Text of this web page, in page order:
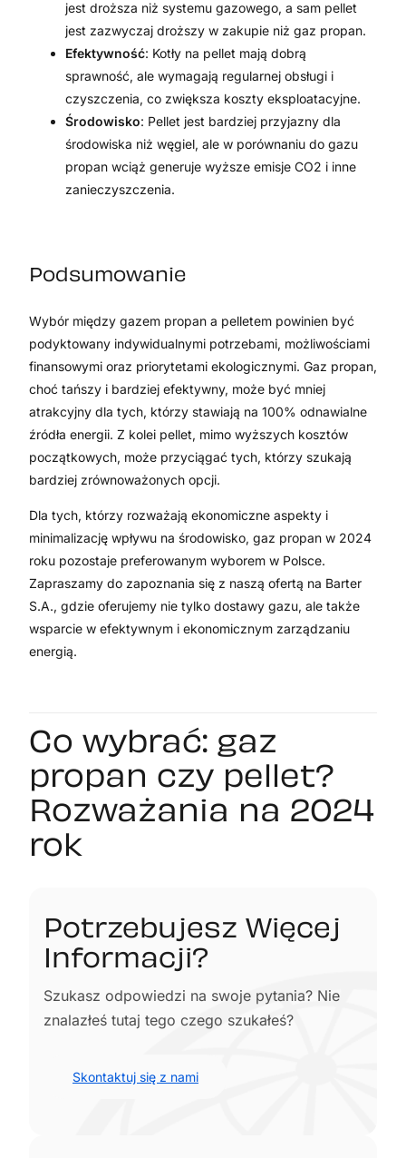
jest droższa niż systemu gazowego, a sam pellet
jest zazwyczaj droższy w zakupie niż gaz propan.
Efektywność: Kotły na pellet mają dobrą
sprawność, ale wymagają regularnej obsługi i
czyszczenia, co zwiększa koszty eksploatacyjne.
Środowisko: Pellet jest bardziej przyjazny dla
środowiska niż węgiel, ale w porównaniu do gazu
propan wciąż generuje wyższe emisje CO2 i inne
zanieczyszczenia.
Podsumowanie
Wybór między gazem propan a pelletem powinien być
podyktowany indywidualnymi potrzebami, możliwościami
finansowymi oraz priorytetami ekologicznymi. Gaz propan,
choć tańszy i bardziej efektywny, może być mniej
atrakcyjny dla tych, którzy stawiają na 100% odnawialne
źródła energii. Z kolei pellet, mimo wyższych kosztów
początkowych, może przyciągać tych, którzy szukają
bardziej zrównoważonych opcji.
Dla tych, którzy rozważają ekonomiczne aspekty i
minimalizację wpływu na środowisko, gaz propan w 2024
roku pozostaje preferowanym wyborem w Polsce.
Zapraszamy do zapoznania się z naszą ofertą na Barter
S.A., gdzie oferujemy nie tylko dostawy gazu, ale także
wsparcie w efektywnym i ekonomicznym zarządzaniu
energią.
Co wybrać: gaz
propan czy pellet?
Rozważania na 2024
rok
Potrzebujesz Więcej
Informacji?
Szukasz odpowiedzi na swoje pytania? Nie
znalazłeś tutaj tego czego szukałeś?
Skontaktuj się z nami